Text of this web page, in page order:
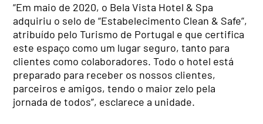
“Em maio de 2020, o Bela Vista Hotel & Spa
adquiriu o selo de “Estabelecimento Clean & Safe”,
atribuído pelo Turismo de Portugal e que certifica
este espaço como um lugar seguro, tanto para
clientes como colaboradores. Todo o hotel está
preparado para receber os nossos clientes,
parceiros e amigos, tendo o maior zelo pela
jornada de todos”, esclarece a unidade.